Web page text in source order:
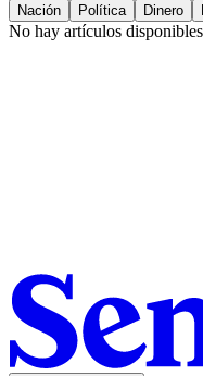
Nación Política Dinero
No hay artículos